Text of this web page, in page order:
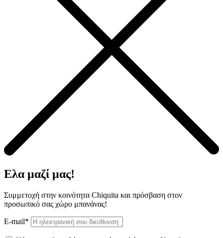
Ελα μαζί μας!
Συμμετοχή στην κοινότητα Chiquita και πρόσβαση στον
προσωπικό σας χώρο μπανάνας!
E-mail*